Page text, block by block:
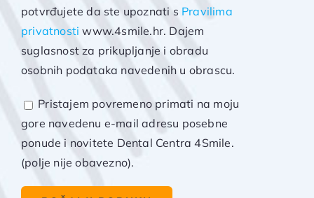
potvrđujete da ste upoznati s Pravilima
privatnosti www.4smile.hr. Dajem
suglasnost za prikupljanje i obradu
osobnih podataka navedenih u obrascu.
Pristajem povremeno primati na moju
gore navedenu e-mail adresu posebne
ponude i novitete Dental Centra 4Smile.
(polje nije obavezno).